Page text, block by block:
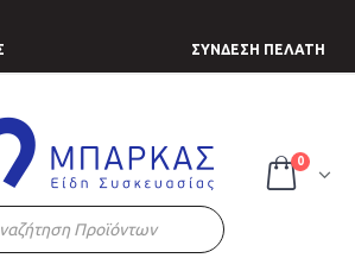
ΣΥΝΔΕΣΗ ΠΕΛΑΤΗ
0